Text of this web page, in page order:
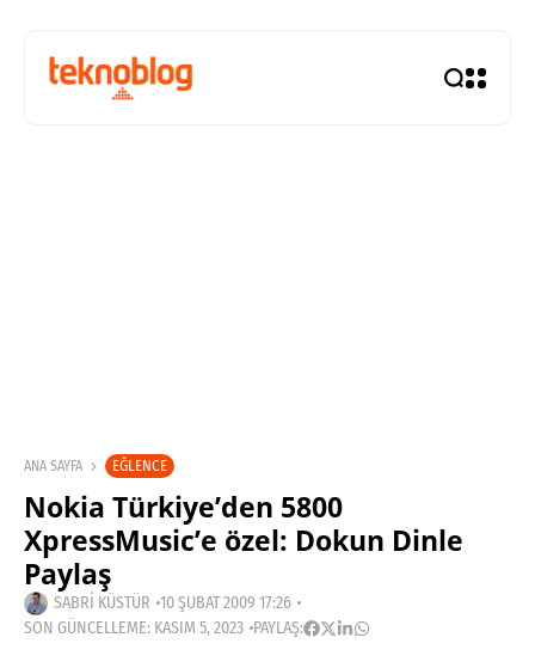
ANA SAYFA EĞLENCE
Nokia Türkiye’den 5800
XpressMusic’e özel: Dokun Dinle
Paylaş
SABRI KÜSTÜR 10 ŞUBAT 2009 17:26
SON GÜNCELLEME: KASIM 5, 2023 PAYLAŞ: